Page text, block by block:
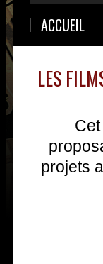
ACCUEIL
LES
projets